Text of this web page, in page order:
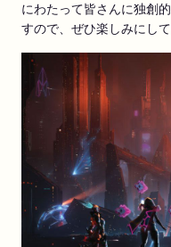
にわたって皆さんに独創
すので、ぜひ楽しみにして